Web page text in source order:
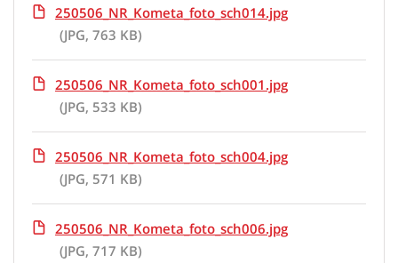
250506_NR_Kometa_foto_sch014.jpg
(JPG, 763 KB)
250506_NR_Kometa_foto_sch001.jpg
(JPG, 533 KB)
250506_NR_Kometa_foto_sch004.jpg
(JPG, 571 KB)
250506_NR_Kometa_foto_sch006.jpg
(JPG, 717 KB)